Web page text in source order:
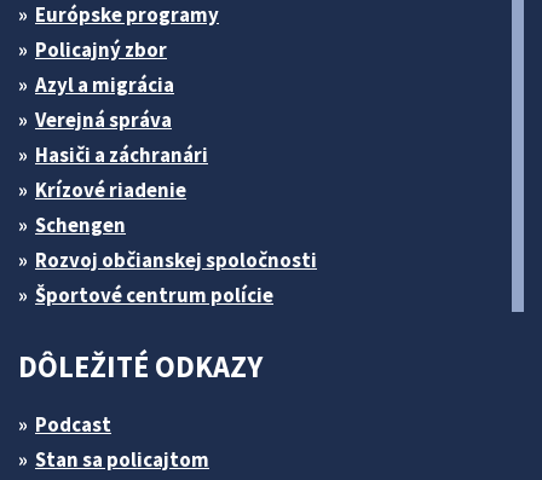
Európske programy
Policajný zbor
Azyl a migrácia
Verejná správa
Hasiči a záchranári
Krízové riadenie
Schengen
Rozvoj občianskej spoločnosti
Športové centrum polície
DÔLEŽITÉ ODKAZY
Podcast
Stan sa policajtom